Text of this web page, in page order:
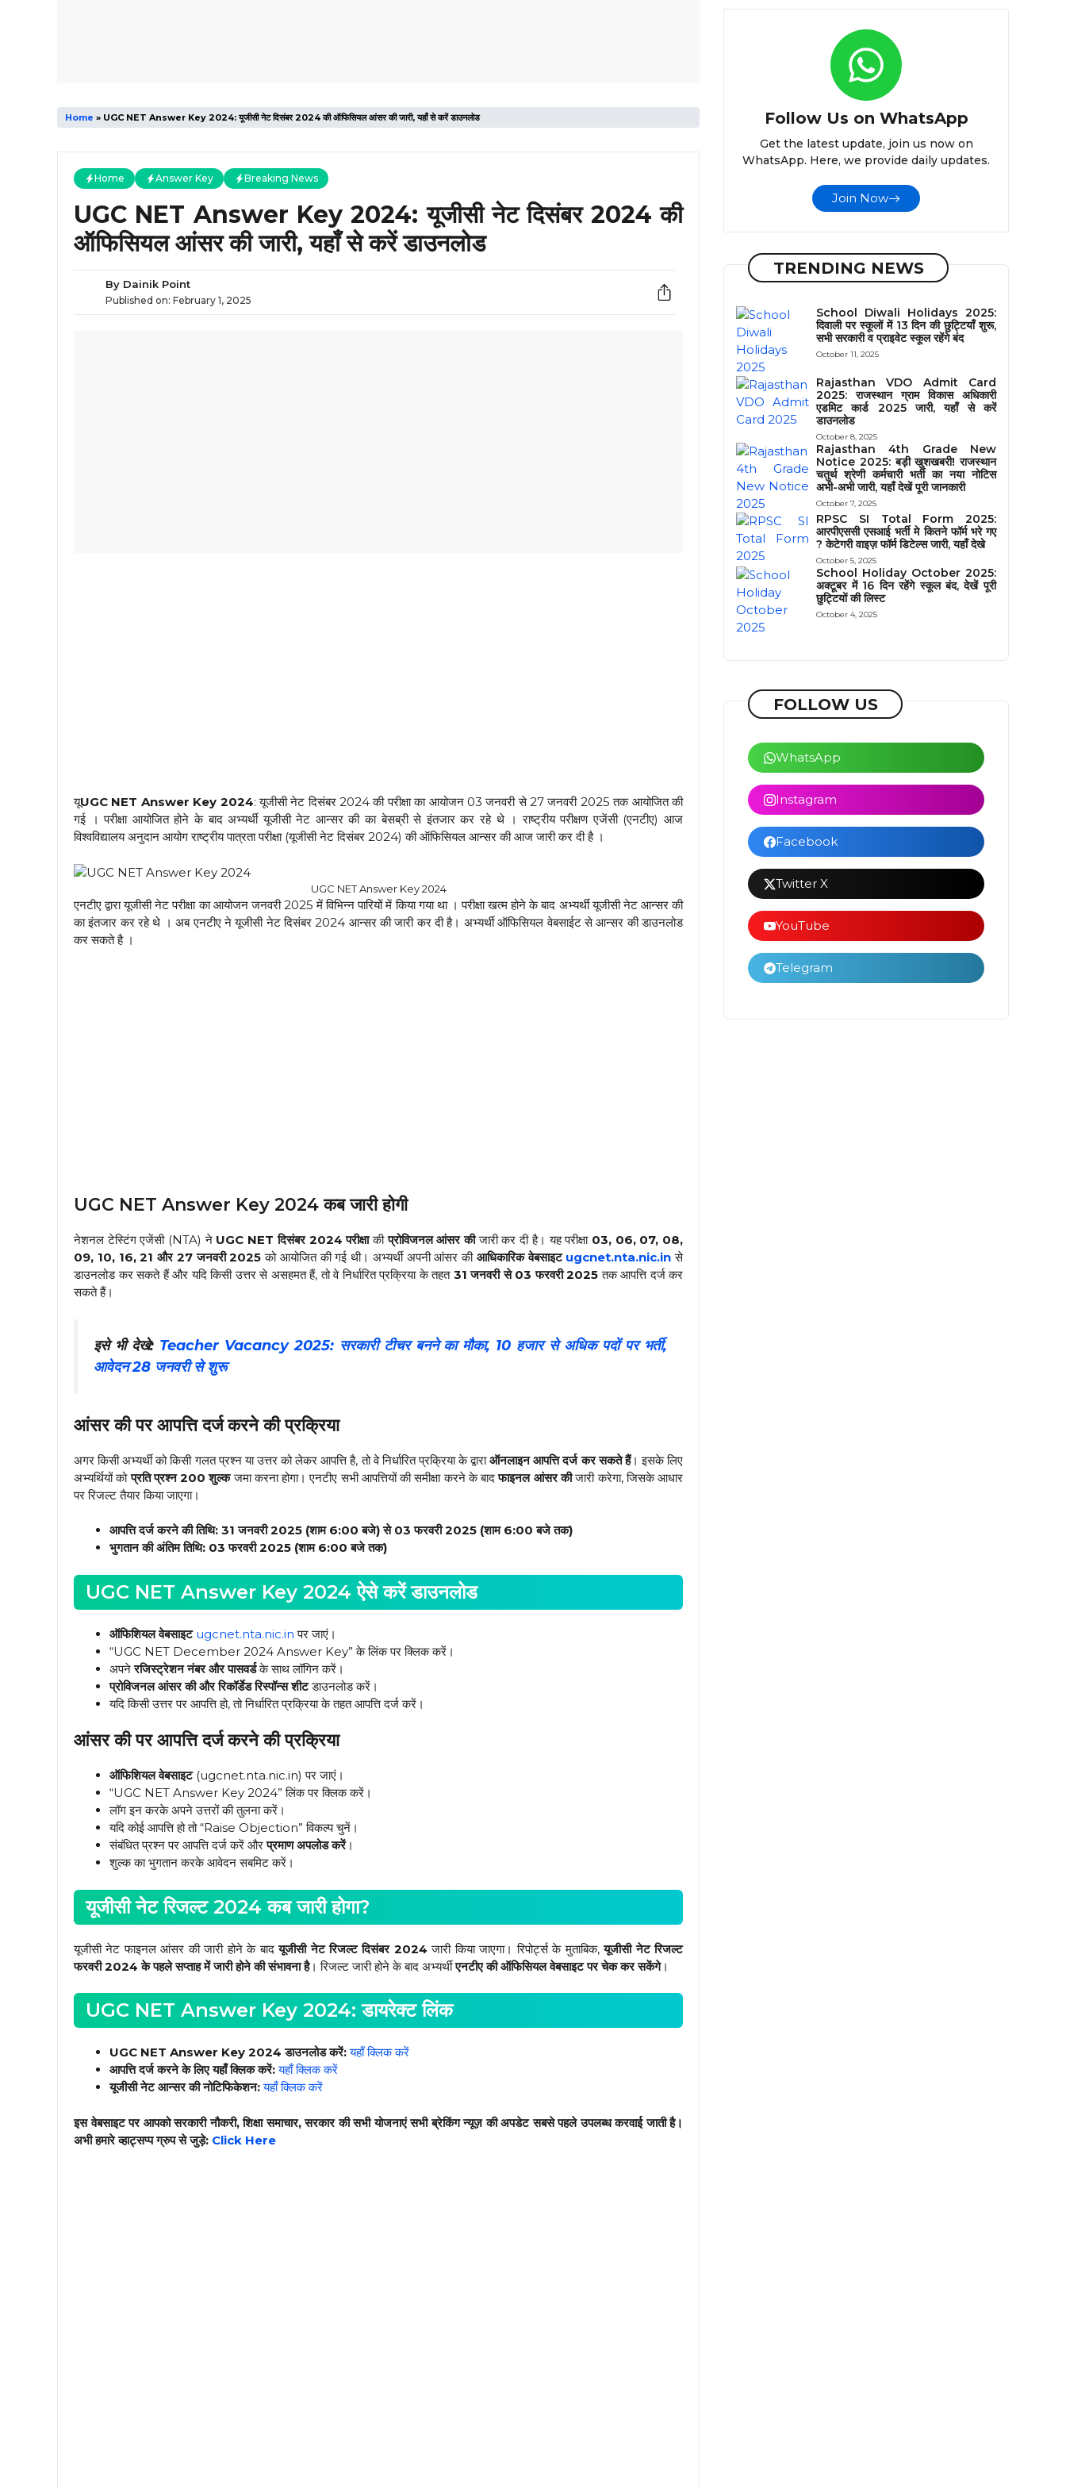
Home » UGC NET Answer Key 2024: यूजीसी नेट दिसंबर 2024 की ऑफिसियल आंसर की जारी, यहाँ से करें डाउनलोड
Home Answer Key Breaking News
UGC NET Answer Key 2024: यूजीसी नेट दिसंबर 2024 की
ऑफिसियल आंसर की जारी, यहाँ से करें डाउनलोड
By Dainik Point
Published on: February 1, 2025
यूUGC NET Answer Key 2024: यूजीसी नेट दिसंबर 2024 की परीक्षा का आयोजन 03 जनवरी से 27 जनवरी 2025 तक आयोजित की
गई । परीक्षा आयोजित होने के बाद अभ्यर्थी यूजीसी नेट आन्सर की का बेसब्री से इंतजार कर रहे थे । राष्ट्रीय परीक्षण एजेंसी (एनटीए) आज
विश्वविद्यालय अनुदान आयोग राष्ट्रीय पात्रता परीक्षा (यूजीसी नेट दिसंबर 2024) की ऑफिसियल आन्सर की आज जारी कर दी है ।
UGC NET Answer Key 2024
एनटीए द्वारा यूजीसी नेट परीक्षा का आयोजन जनवरी 2025 में विभिन्न पारियों में किया गया था । परीक्षा खत्म होने के बाद अभ्यर्थी यूजीसी नेट आन्सर की
का इंतजार कर रहे थे । अब एनटीए ने यूजीसी नेट दिसंबर 2024 आन्सर की जारी कर दी है। अभ्यर्थी ऑफिसियल वेबसाईट से आन्सर की डाउनलोड
कर सकते है ।
UGC NET Answer Key 2024 कब जारी होगी
नेशनल टेस्टिंग एजेंसी (NTA) ने UGC NET दिसंबर 2024 परीक्षाकीप्रोविजनल आंसर कीजारी कर दी है। यह परीक्षा 03, 06, 07, 08,
09, 10, 16, 21 और 27 जनवरी 2025 को आयोजित की गई थी। अभ्यर्थी अपनी आंसर की आधिकारिक वेबसाइट ugcnet.nta.nic.in से
डाउनलोड कर सकते हैं और यदि किसी उत्तर से असहमत हैं, तो वे निर्धारित प्रक्रिया के तहत 31 जनवरी से 03 फरवरी 2025 तक आपत्ति दर्ज कर
सकते हैं।
इसे भी देखे: Teacher Vacancy 2025: सरकारी टीचर बनने का मौका, 10 हजार से अधिक पदों पर भर्ती,
आवेदन 28 जनवरी से शुरू
आंसर की पर आपत्ति दर्ज करने की प्रक्रिया
अगर किसी अभ्यर्थी को किसी गलत प्रश्न या उत्तर को लेकर आपत्ति है, तो वे निर्धारित प्रक्रिया के द्वाराऑनलाइन आपत्ति दर्ज कर सकते हैं। इसके लिए
अभ्यर्थियों कोप्रति प्रश्न ₹200 शुल्कजमा करना होगा। एनटीए सभी आपत्तियों की समीक्षा करने के बादफाइनल आंसर कीजारी करेगा, जिसके आधार
पर रिजल्ट तैयार किया जाएगा।
आपत्ति दर्ज करने की तिथि: 31 जनवरी 2025 (शाम 6:00 बजे) से 03 फरवरी 2025 (शाम 6:00 बजे तक)
भुगतान की अंतिम तिथि: 03 फरवरी 2025 (शाम 6:00 बजे तक)
UGC NET Answer Key 2024 ऐसे करें डाउनलोड
ऑफिशियल वेबसाइट ugcnet.nta.nic.in पर जाएं।
“UGC NET December 2024 Answer Key” के लिंक पर क्लिक करें।
अपनेरजिस्ट्रेशन नंबर और पासवर्डके साथ लॉगिन करें।
प्रोविजनल आंसर की और रिकॉर्डेड रिस्पॉन्स शीटडाउनलोड करें।
यदि किसी उत्तर पर आपत्ति हो, तो निर्धारित प्रक्रिया के तहत आपत्ति दर्ज करें।
आंसर की पर आपत्ति दर्ज करने की प्रक्रिया
ऑफिशियल वेबसाइट(ugcnet.nta.nic.in) पर जाएं।
“UGC NET Answer Key 2024” लिंक पर क्लिक करें।
लॉग इन करके अपने उत्तरों की तुलना करें।
यदि कोई आपत्ति हो तो “Raise Objection” विकल्प चुनें।
संबंधित प्रश्न पर आपत्ति दर्ज करें औरप्रमाण अपलोड करें।
शुल्क का भुगतान करके आवेदन सबमिट करें।
यूजीसी नेट रिजल्ट 2024 कब जारी होगा?
यूजीसी नेट फाइनल आंसर की जारी होने के बादयूजीसी नेट रिजल्ट दिसंबर 2024 जारी किया जाएगा। रिपोर्ट्स के मुताबिक,यूजीसी नेट रिजल्ट
फरवरी 2024 के पहले सप्ताह में जारी होने की संभावना है। रिजल्ट जारी होने के बाद अभ्यर्थीएनटीए की ऑफिसियल वेबसाइट पर चेक कर सकेंगे।
UGC NET Answer Key 2024: डायरेक्ट लिंक
UGC NET Answer Key 2024 डाउनलोड करें: यहाँ क्लिक करें
आपत्ति दर्ज करने के लिए यहाँ क्लिक करें: यहाँ क्लिक करें
यूजीसी नेट आन्सर की नोटिफिकेशन: यहाँ क्लिक करें
इस वेबसाइट पर आपको सरकारी नौकरी, शिक्षा समाचार, सरकार की सभी योजनाएं सभी ब्रेकिंग न्यूज़ की अपडेट सबसे पहले उपलब्ध करवाई जाती है।
अभी हमारे व्हाट्सप्प ग्रुप से जुड़े: Click Here
Follow Us on WhatsApp
Get the latest update, join us now on
WhatsApp. Here, we provide daily updates.
Join Now
TRENDING NEWS
School Diwali Holidays 2025:
दिवाली पर स्कूलों में 13 दिन की छुट्टियाँ शुरू,
सभी सरकारी व प्राइवेट स्कूल रहेंगे बंद
October 11, 2025
Rajasthan VDO Admit Card
2025: राजस्थान ग्राम विकास अधिकारी
एडमिट कार्ड 2025 जारी, यहाँ से करें
डाउनलोड
October 8, 2025
Rajasthan 4th Grade New
Notice 2025: बड़ी खुशखबरी! राजस्थान
चतुर्थ श्रेणी कर्मचारी भर्ती का नया नोटिस
अभी-अभी जारी, यहाँ देखें पूरी जानकारी
October 7, 2025
RPSC SI Total Form 2025:
आरपीएससी एसआई भर्ती मे कितने फॉर्म भरे गए
? केटेगरी वाइज़ फॉर्म डिटेल्स जारी, यहाँ देखे
October 5, 2025
School Holiday October 2025:
अक्टूबर में 16 दिन रहेंगे स्कूल बंद, देखें पूरी
छुट्टियों की लिस्ट
October 4, 2025
FOLLOW US
WhatsApp
Instagram
Facebook
Twitter X
YouTube
Telegram